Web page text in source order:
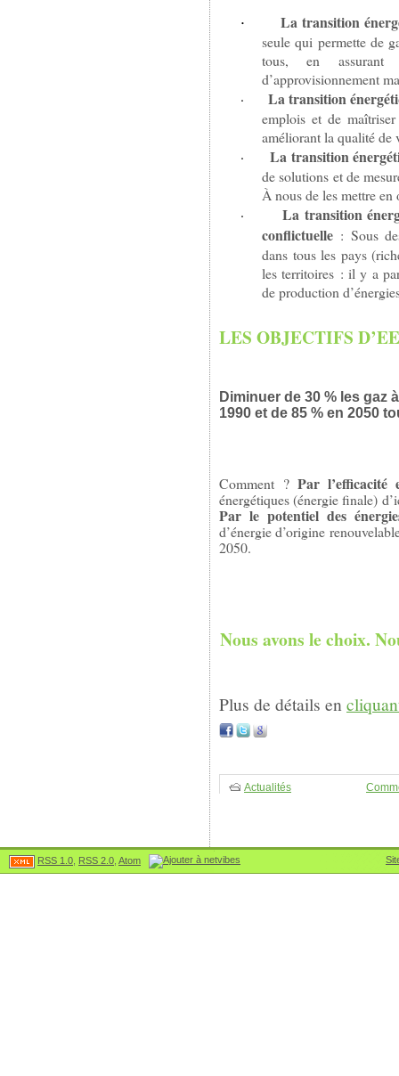
· La transition
seule qui permette de
tous, en assurant
d’approvisionnement
·
La transition
emplois et de
améliorant la qualité de
·
La transition
de solutions et de
À nous de les mettre
·
La transition
conflictuelle : Sous
dans tous les pays
les territoires : il y a
de production
LES OBJECTIFS
Diminuer de 30 % les gaz
1990 et de 85 % en 2050
Comment ? Par l
énergétiques (énergie finale)
Par le potentiel des
d’énergie d’origine
2050.
Nous avons le choix.
Plus de détails en
Actualités
RSS 1.0 RSS 2.0 Atom